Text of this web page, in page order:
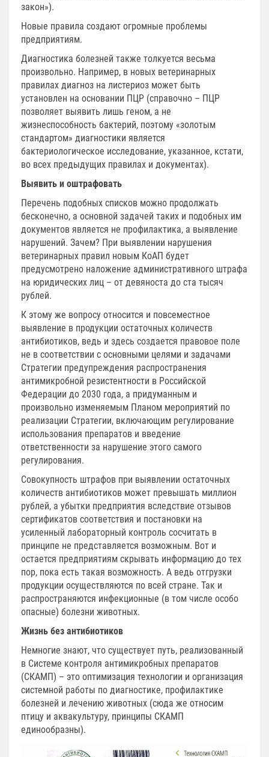
закон»).
Новые правила создают огромные проблемы
предприятиям.
Диагностика болезней также толкуется весьма
произвольно. Например, в новых ветеринарных
правилах диагноз на листериоз может быть
установлен на основании ПЦР (справочно – ПЦР
позволяет выявить лишь геном, а не
жизнеспособность бактерий, поэтому «золотым
стандартом» диагностики является
бактериологическое исследование, указанное, кстати,
во всех предыдущих правилах и документах).
Выявить и оштрафовать
Перечень подобных списков можно продолжать
бесконечно, а основной задачей таких и подобных им
документов является не профилактика, а выявление
нарушений. Зачем? При выявлении нарушения
ветеринарных правил новым КоАП будет
предусмотрено наложение административного штрафа
на юридических лиц – от девяноста до ста тысяч
рублей.
К этому же вопросу относится и повсеместное
выявление в продукции остаточных количеств
антибиотиков, ведь и здесь создается правовое поле
не в соответствии с основными целями и задачами
Стратегии предупреждения распространения
антимикробной резистентности в Российской
Федерации до 2030 года, а придуманным и
произвольно изменяемым Планом мероприятий по
реализации Стратегии, включающим регулирование
использования препаратов и введение
ответственности за нарушение этого самого
регулирования.
Совокупность штрафов при выявлении остаточных
количеств антибиотиков может превышать миллион
рублей, а убытки предприятия вследствие отзывов
сертификатов соответствия и постановки на
усиленный лабораторный контроль сосчитать в
принципе не представляется возможным. Вот и
остается предприятиям скрывать информацию до тех
пор, пока есть такая возможность. А ведь отгрузки
продукции осуществляются по всей стране. Так и
распространяются инфекционные (в том числе особо
опасные) болезни животных.
Жизнь без антибиотиков
Немногие знают, что существует путь, реализованный
в Системе контроля антимикробных препаратов
(СКАМП) – это оптимизация технологии и организация
системной работы по диагностике, профилактике
болезней и лечению животных (сюда же относим
птицу и аквакультуру, принципы СКАМП
единообразны).